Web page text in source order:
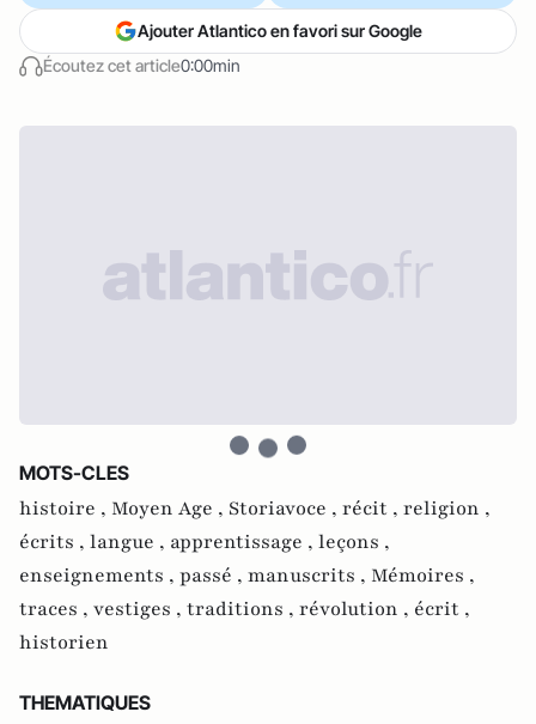
Écoutez cet article0:00min
Ajouter Atlantico en favori sur Google
MOTS-CLES
histoire , Moyen Age , Storiavoce , récit , religion ,
écrits , langue , apprentissage , leçons ,
enseignements , passé , manuscrits , Mémoires ,
traces , vestiges , traditions , révolution , écrit ,
historien
THEMATIQUES